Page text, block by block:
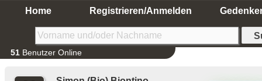
Home Registrieren/Anmelden
51 Benutzer Online